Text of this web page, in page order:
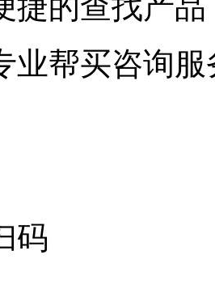
业帮买咨询服
码